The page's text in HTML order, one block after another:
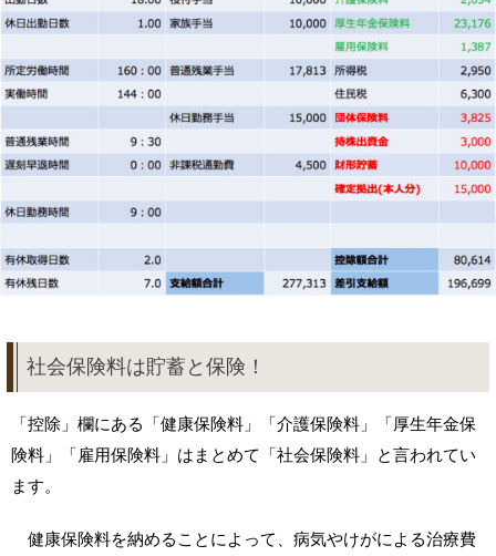
社会保険料は貯蓄と保険！
「控除」欄にある「健康保険料」「介護保険料」「厚生年金保
険料」「雇用保険料」はまとめて「社会保険料」と言われてい
ます。
健康保険料を納めることによって、病気やけがによる治療費